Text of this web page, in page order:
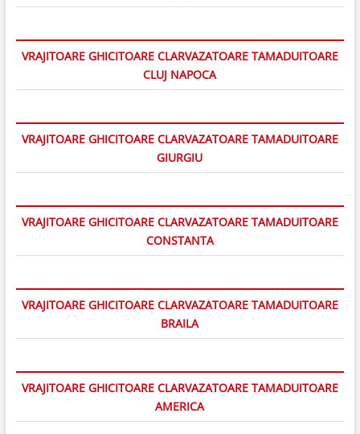
VRAJITOARE GHICITOARE CLARVAZATOARE TAMADUITOARE
CLUJ NAPOCA
VRAJITOARE GHICITOARE CLARVAZATOARE TAMADUITOARE
GIURGIU
VRAJITOARE GHICITOARE CLARVAZATOARE TAMADUITOARE
CONSTANTA
VRAJITOARE GHICITOARE CLARVAZATOARE TAMADUITOARE
BRAILA
VRAJITOARE GHICITOARE CLARVAZATOARE TAMADUITOARE
AMERICA